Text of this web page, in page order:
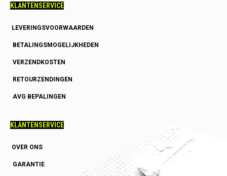
KLANTENSERVICE
LEVERINGSVOORWAARDEN
BETALINGSMOGELIJKHEDEN
VERZENDKOSTEN
RETOURZENDINGEN
AVG BEPALINGEN
KLANTENSERVICE
OVER ONS
GARANTIE